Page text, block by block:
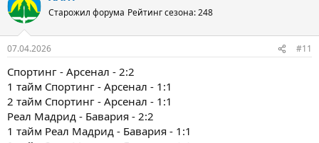
Старожил форума Рейтинг сезона: 248
07.04.2026 #11
Спортинг - Арсенал - 2:2
1 тайм Спортинг - Арсенал - 1:1
2 тайм Спортинг - Арсенал - 1:1
Реал Мадрид - Бавария - 2:2
1 тайм Реал Мадрид - Бавария - 1:1